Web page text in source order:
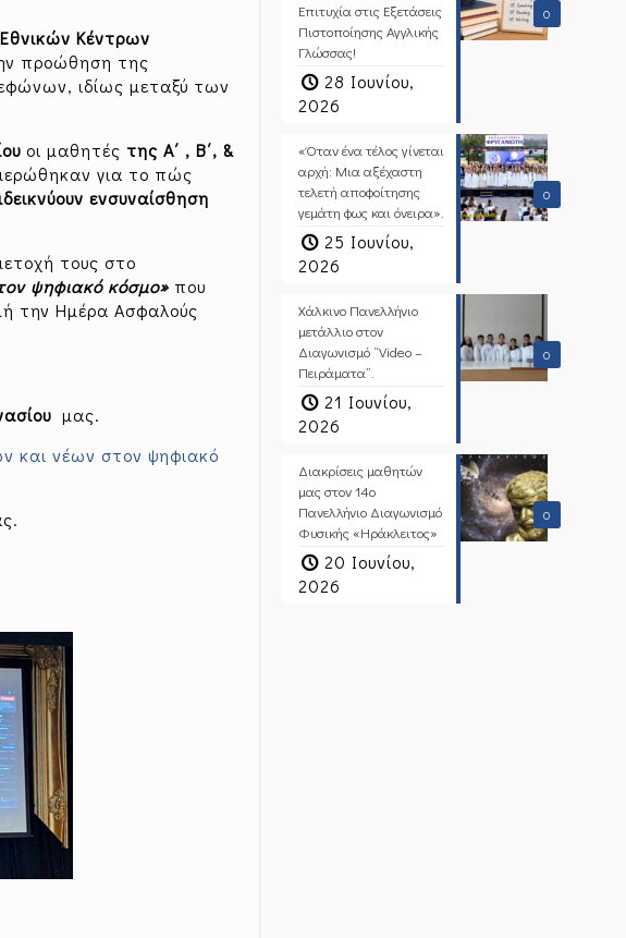
Κέντρων
προώθηση της
ιδίως μεταξύ των
οι μαθητές της Α΄ , Β΄, &
για το πώς
ενσυναίσθηση
τους στο
ψηφιακό κόσμο» που
την Ημέρα Ασφαλούς
μας.
και νέων στον ψηφιακό
0
Επιτυχία στις Εξετάσεις
Πιστοποίησης Αγγλικής
Γλώσσας!
28 Ιουνίου,
2026
0
«Όταν ένα τέλος γίνεται
αρχή: Μια αξέχαστη
τελετή αποφοίτησης
γεμάτη φως και όνειρα».
25 Ιουνίου,
2026
0
Χάλκινο Πανελλήνιο
μετάλλιο στον
Διαγωνισμό “Video –
Πειράματα”.
21 Ιουνίου,
2026
0
Διακρίσεις μαθητών
μας στον 14ο
Πανελλήνιο Διαγωνισμό
Φυσικής «Ηράκλειτος»
20 Ιουνίου,
2026